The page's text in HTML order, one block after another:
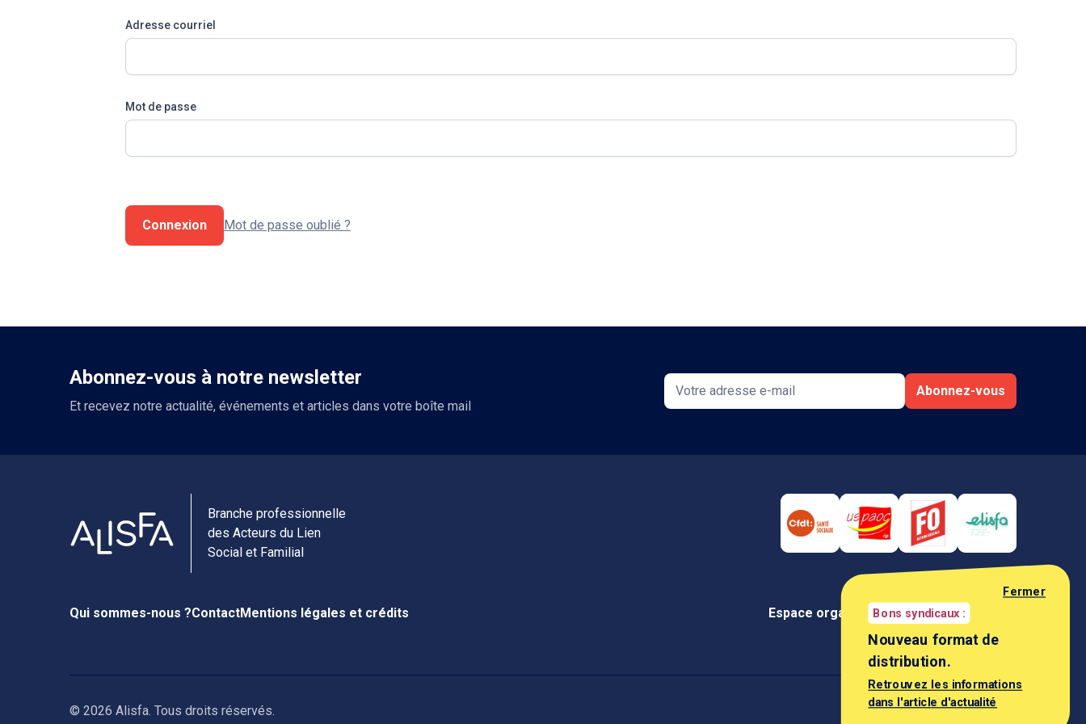
Adresse courriel
Mot de passe
Connexion Mot de passe oublié ?
Abonnez-vous à notre newsletter
Et recevez notre actualité, événements et articles dans votre boîte mail
Abonnez-vous
Branche professionnelle
des Acteurs du Lien
Social et Familial
Qui sommes-nous ?ContactMentions légales et crédits Espace organisationEspace négociateur
© 2026 Alisfa. Tous droits réservés.
Fermer
Bons syndicaux :
Nouveau format de
distribution.
Retrouvez les informations
dans l'article d'actualité